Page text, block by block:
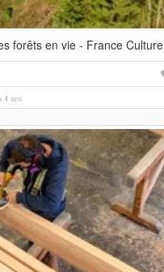
forêts en vie - France Culture
4 ans